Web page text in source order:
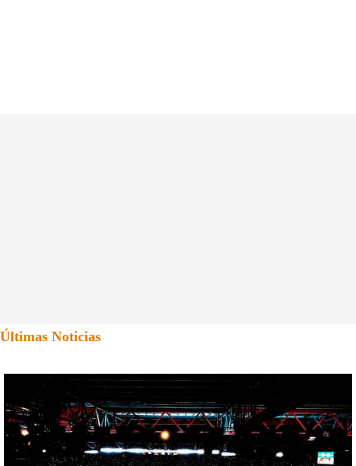
Últimas Noticias